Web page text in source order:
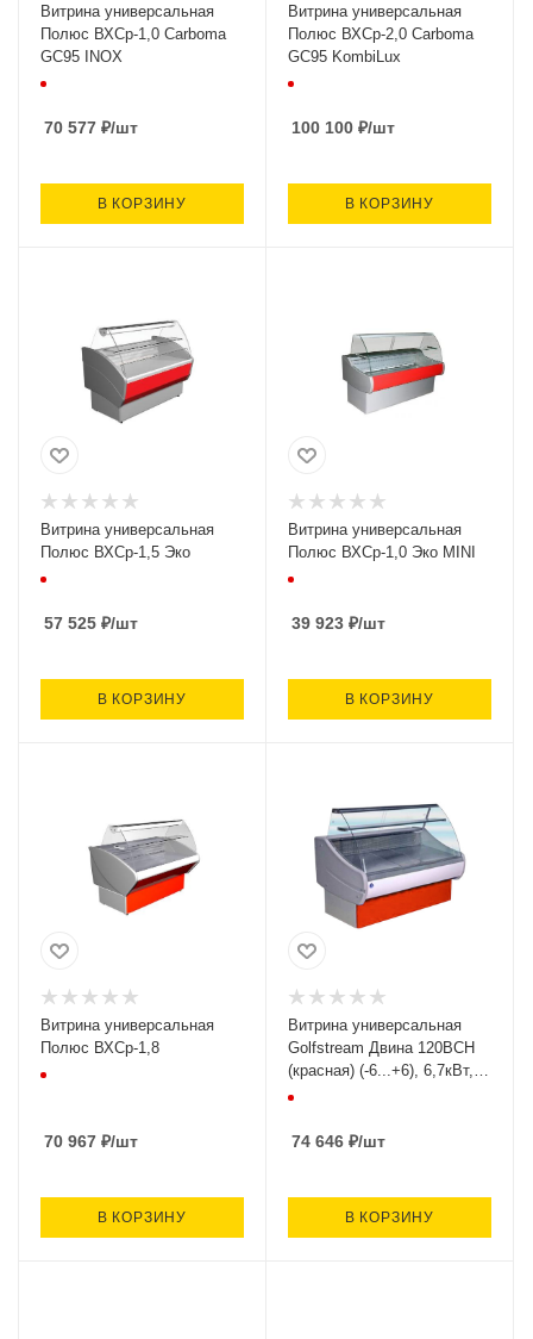
Витрина универсальная
Полюс ВХСр-1,0 Carboma
GC95 INOX
70 577 ₽/шт
В КОРЗИНУ
Витрина универсальная
Полюс ВХСр-2,0 Carboma
GC95 KombiLux
100 100 ₽/шт
В КОРЗИНУ
Витрина универсальная
Полюс ВХСр-1,5 Эко
57 525 ₽/шт
В КОРЗИНУ
Витрина универсальная
Полюс ВХСр-1,0 Эко MINI
39 923 ₽/шт
В КОРЗИНУ
Витрина универсальная
Полюс ВХСр-1,8
70 967 ₽/шт
В КОРЗИНУ
Витрина универсальная
Golfstream Двина 120ВСН
(красная) (-6...+6), 6,7кВт,
1320х1080х1250
74 646 ₽/шт
В КОРЗИНУ